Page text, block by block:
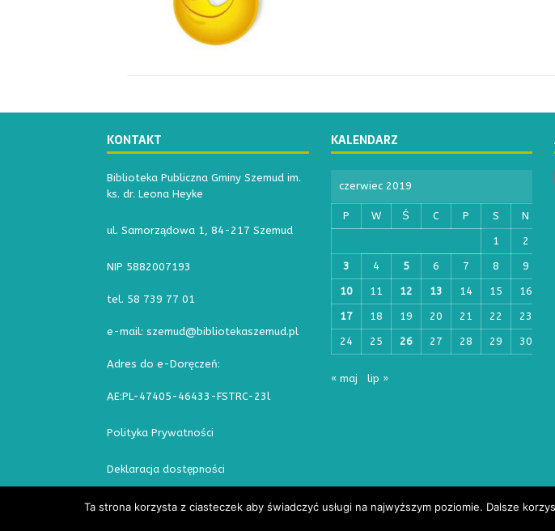
KONTAKT
Biblioteka Publiczna Gminy Szemud im.
ks. dr. Leona Heyke
ul. Samorządowa 1, 84-217 Szemud
NIP 5882007193
tel. 58 739 77 01
e-mail: szemud@bibliotekaszemud.pl
Adres do e-Doręczeń:
AE:PL-47405-46433-FSTRC-23l
Polityka Prywatności
Deklaracja dostępności
KALENDARZ
czerwiec 2019
P W Ś C P S N
1 2
3 4 5 6 7 8 9
10 11 12 13 14 15 16
17 18 19 20 21 22 23
24 25 26 27 28 29 30
« maj lip »
Copyright © 2026 | WordPress Theme by MH Themes
Ta strona korzysta z ciasteczek aby świadczyć usługi na najwyższym poziomie. Dalsze